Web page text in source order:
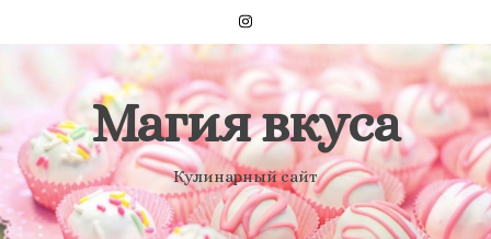
Магия вкуса
Кулинарный сайт